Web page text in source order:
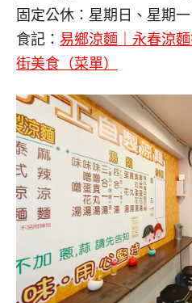
固定公休：星期日、星期一
食記： 易鄉涼麵｜永春涼
街美食（菜單）